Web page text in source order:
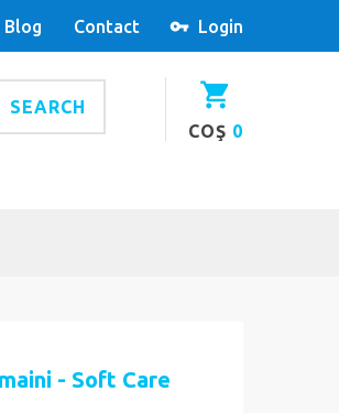
Login
Blog Contact
COŞ 0
SEARCH
- Soft Care